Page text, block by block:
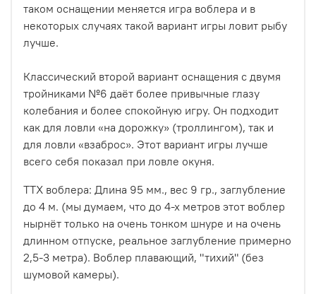
таком оснащении меняется игра воблера и в
некоторых случаях такой вариант игры ловит рыбу
лучше.
Классический второй вариант оснащения с двумя
тройниками №6 даёт более привычные глазу
колебания и более спокойную игру. Он подходит
как для ловли «на дорожку» (троллингом), так и
для ловли «взаброс». Этот вариант игры лучше
всего себя показал при ловле окуня.
ТТХ воблера: Длина 95 мм., вес 9 гр., заглубление
до 4 м. (мы думаем, что до 4-х метров этот воблер
нырнёт только на очень тонком шнуре и на очень
длинном отпуске, реальное заглубление примерно
2,5-3 метра). Воблер плавающий, "тихий" (без
шумовой камеры).